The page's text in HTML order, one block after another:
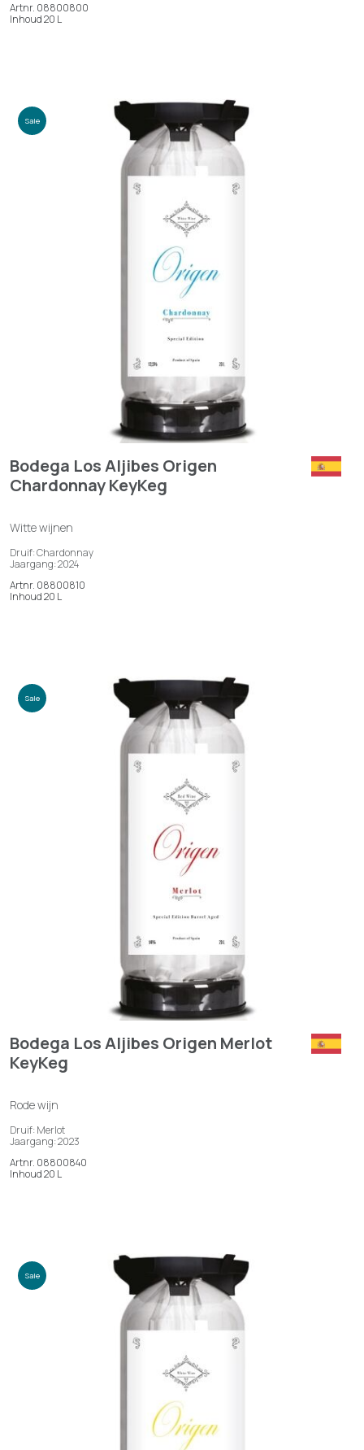
Artnr. 08800800
Inhoud 20 L
Sale
Bodega Los Aljibes Origen
Chardonnay KeyKeg
Witte wijnen
Druif: Chardonnay
Jaargang: 2024
Artnr. 08800810
Inhoud 20 L
Sale
Bodega Los Aljibes Origen Merlot
KeyKeg
Rode wijn
Druif: Merlot
Jaargang: 2023
Artnr. 08800840
Inhoud 20 L
Sale